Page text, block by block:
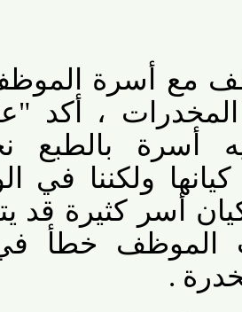
مع أسرة
، أكد
أسرة بالطبع
ولكننا في
أسر كثيرة قد
الموظف خطأ في
.